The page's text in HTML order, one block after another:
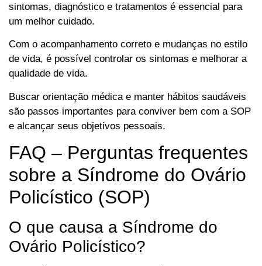
sintomas, diagnóstico e tratamentos é essencial para
um melhor cuidado.
Com o acompanhamento correto e mudanças no estilo
de vida, é possível controlar os sintomas e melhorar a
qualidade de vida.
Buscar orientação médica e manter hábitos saudáveis
são passos importantes para conviver bem com a SOP
e alcançar seus objetivos pessoais.
FAQ – Perguntas frequentes
sobre a Síndrome do Ovário
Policístico (SOP)
O que causa a Síndrome do
Ovário Policístico?